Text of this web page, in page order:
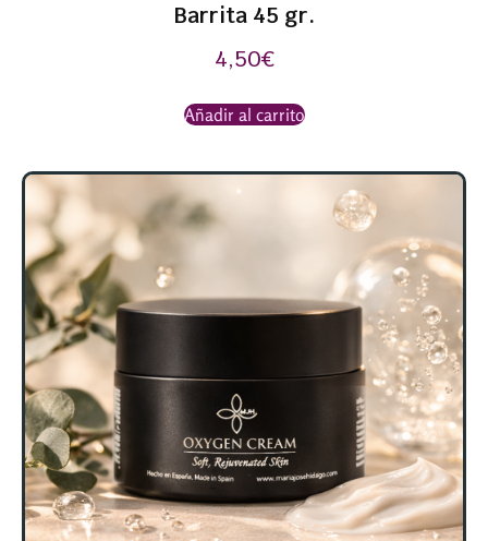
Barrita 45 gr.
4,50€
Añadir al carrito